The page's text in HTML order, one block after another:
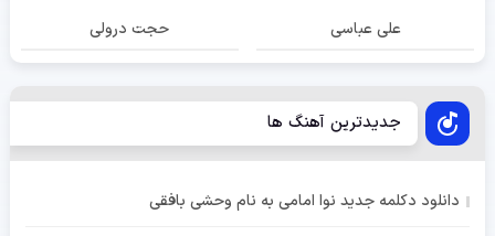
علی عباسی حجت درولی
جدیدترین آهنگ ها
دانلود دکلمه جدید نوا امامی به نام وحشی بافقی